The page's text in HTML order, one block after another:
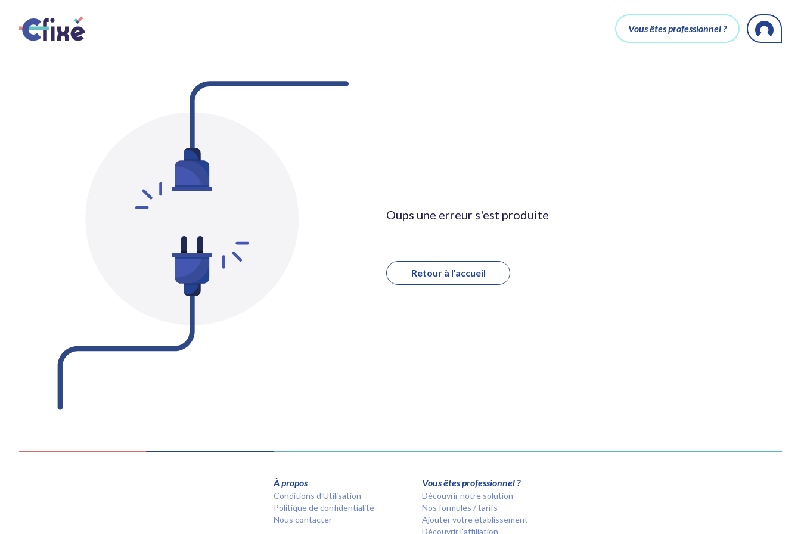
Vous êtes professionnel ?
Oups une erreur s'est produite
Retour à l'accueil
À propos
Conditions d’Utilisation
Politique de confidentialité
Nous contacter
Vous êtes professionnel ?
Découvrir notre solution
Nos formules / tarifs
Ajouter votre établissement
Découvrir l'affiliation